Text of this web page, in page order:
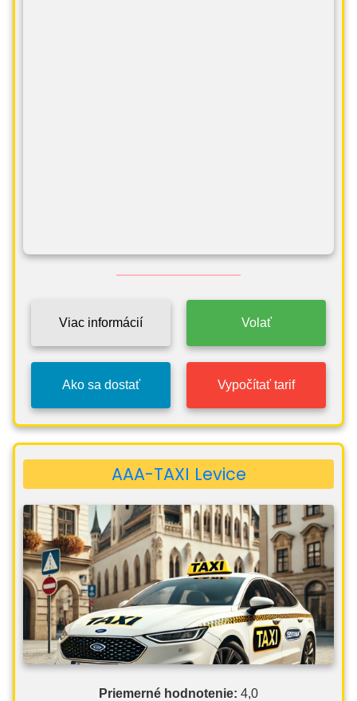
Viac informácií Volať
Ako sa dostať Vypočítať tarif
AAA-TAXI Levice
Priemerné hodnotenie: 4,0